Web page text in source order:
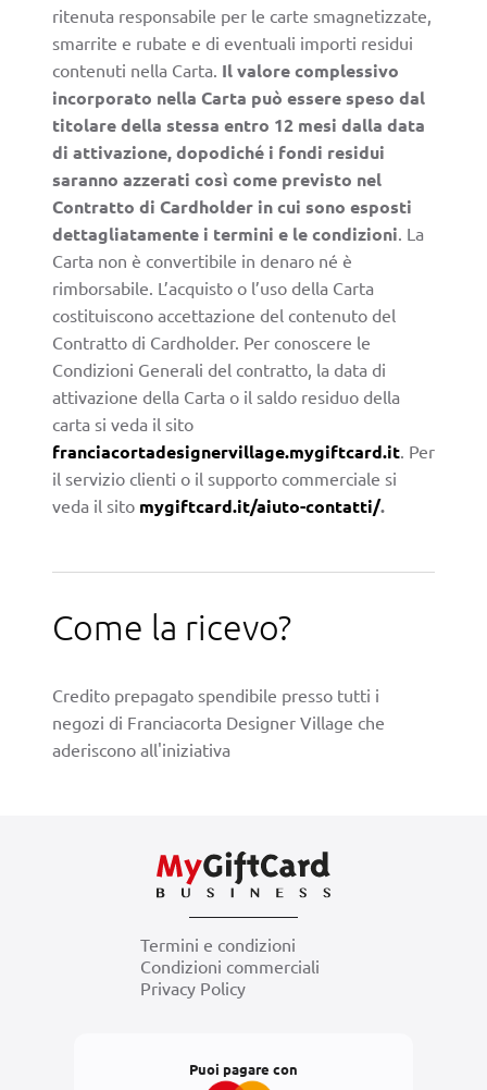
ritenuta responsabile per le carte smagnetizzate,
smarrite e rubate e di eventuali importi residui
contenuti nella Carta. Il valore complessivo
incorporato nella Carta può essere speso dal
titolare della stessa entro 12 mesi dalla data
di attivazione, dopodiché i fondi residui
saranno azzerati così come previsto nel
Contratto di Cardholder in cui sono esposti
dettagliatamente i termini e le condizioni . La
Carta non è convertibile in denaro né è
rimborsabile. L’acquisto o l’uso della Carta
costituiscono accettazione del contenuto del
Contratto di Cardholder. Per conoscere le
Condizioni Generali del contratto, la data di
attivazione della Carta o il saldo residuo della
carta si veda il sito
franciacortadesignervillage.mygiftcard.it . Per
il servizio clienti o il supporto commerciale si
veda il sito mygiftcard.it/aiuto-contatti/.
Come la ricevo?
Credito prepagato spendibile presso tutti i
negozi di Franciacorta Designer Village che
aderiscono all'iniziativa
Termini e condizioni
Condizioni commerciali
Privacy Policy
Puoi pagare con